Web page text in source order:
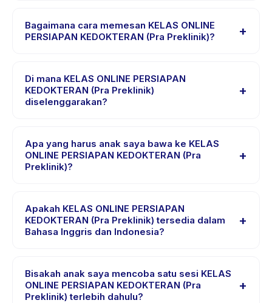
(Pra Preklinik) berlangsung sekitar 90 menit. Datang 10
menit lebih awal untuk proses check-in yang lancar.
Bagaimana cara memesan KELAS ONLINE
PERSIAPAN KEDOKTERAN (Pra Preklinik)?
+
PERSIAPAN KEDOKTERAN (Pra Preklinik), pilih tanggal
dan paket yang diinginkan, lalu pesan secara instan.
Anda akan menerima konfirmasi segera setelah
Di mana KELAS ONLINE PERSIAPAN
KEDOKTERAN (Pra Preklinik)
diselenggarakan?
+
Preklinik) diselenggarakan di lokasi penyedia di
Indonesia. Alamat lengkap, peta, dan petunjuk arah
tersedia di aplikasi Happy Kamper setelah pemesanan.
Apa yang harus anak saya bawa ke KELAS
ONLINE PERSIAPAN KEDOKTERAN (Pra
Preklinik)?
+
nyaman, air minum, dan perlengkapan khusus KELAS
ONLINE PERSIAPAN KEDOKTERAN (Pra Preklinik).
Penyedia akan mengonfirmasi dalam email pemesanan.
Apakah KELAS ONLINE PERSIAPAN
KEDOKTERAN (Pra Preklinik) tersedia dalam
Bahasa Inggris dan Indonesia?
+
Beberapa penyedia menawarkan KELAS ONLINE
PERSIAPAN KEDOKTERAN (Pra Preklinik) dalam Bahasa
Inggris, cek halaman detail aktivitas untuk bahasa yang
Bisakah anak saya mencoba satu sesi KELAS
ONLINE PERSIAPAN KEDOKTERAN (Pra
Preklinik) terlebih dahulu?
+